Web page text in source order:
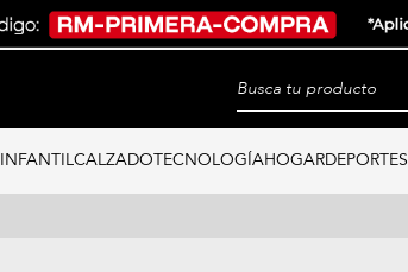
INFANTILCALZADOTECNOLOGÍAHOGARDEPORTES